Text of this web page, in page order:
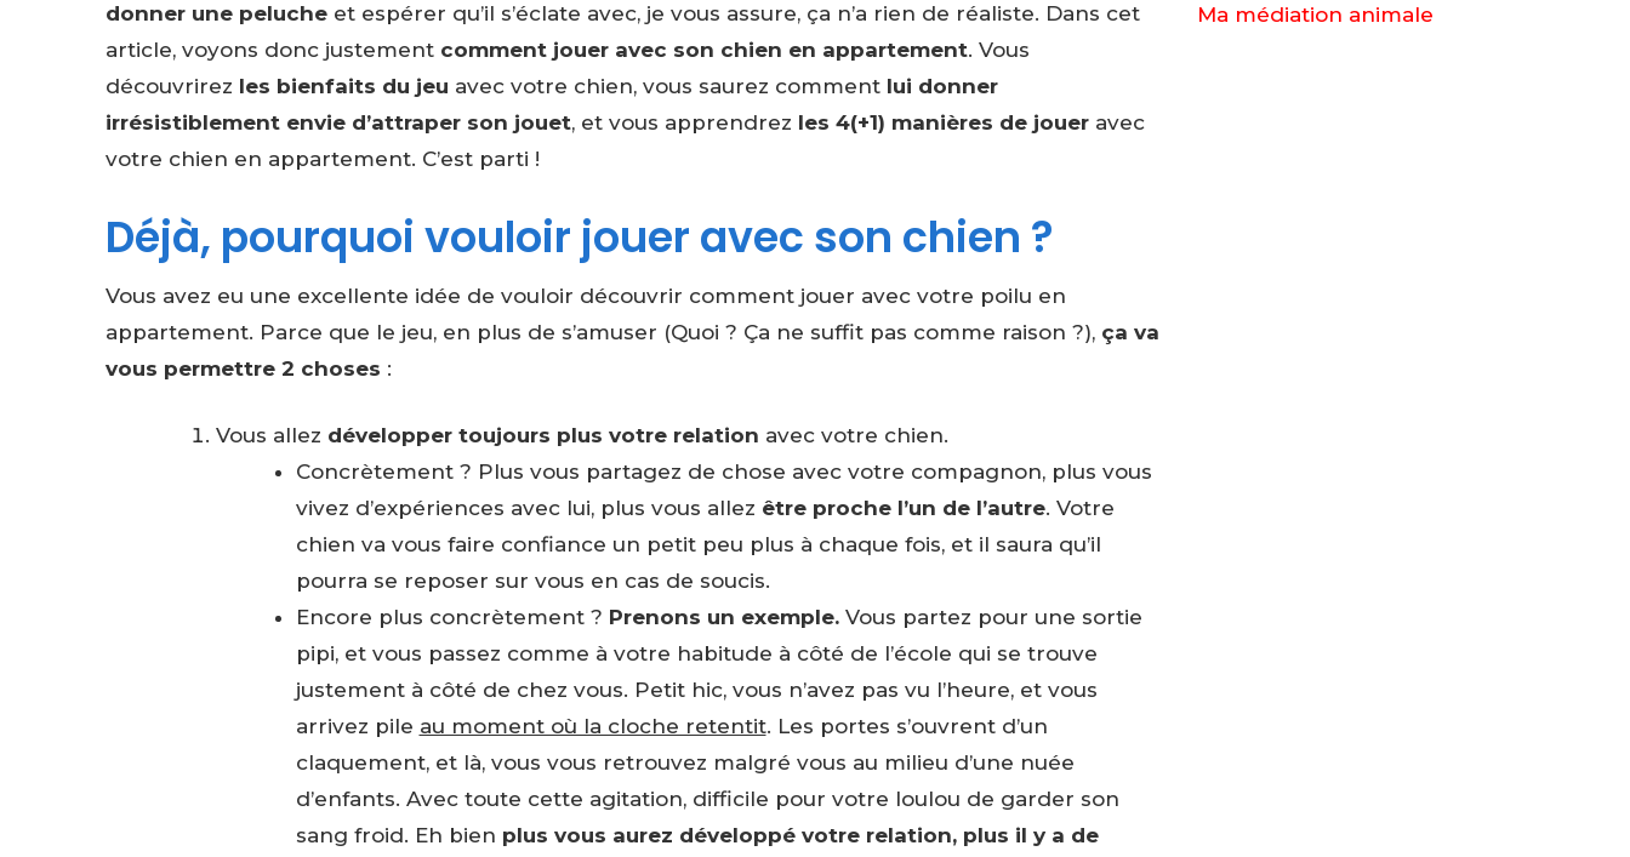
donner une peluche et espérer qu’il s’éclate avec, je vous assure, ça n’a rien de réaliste. Dans cet
article, voyons donc justement comment jouer avec son chien en appartement. Vous
découvrirez les bienfaits du jeu avec votre chien, vous saurez comment lui donner
irrésistiblement envie d’attraper son jouet, et vous apprendrez les 4(+1) manières de jouer avec
votre chien en appartement. C’est parti !
Déjà, pourquoi vouloir jouer avec son chien ?
Vous avez eu une excellente idée de vouloir découvrir comment jouer avec votre poilu en
appartement. Parce que le jeu, en plus de s’amuser (Quoi ? Ça ne suffit pas comme raison ?), ça va
vous permettre 2 choses :
Vous allez développer toujours plus votre relation avec votre chien.
Concrètement ? Plus vous partagez de chose avec votre compagnon, plus vous
vivez d’expériences avec lui, plus vous allez être proche l’un de l’autre. Votre
chien va vous faire confiance un petit peu plus à chaque fois, et il saura qu’il
pourra se reposer sur vous en cas de soucis.
Encore plus concrètement ? Prenons un exemple.Vous partez pour une sortie
pipi, et vous passez comme à votre habitude à côté de l’école qui se trouve
justement à côté de chez vous. Petit hic, vous n’avez pas vu l’heure, et vous
arrivez pile au moment où la cloche retentit. Les portes s’ouvrent d’un
claquement, et là, vous vous retrouvez malgré vous au milieu d’une nuée
d’enfants. Avec toute cette agitation, difficile pour votre loulou de garder son
sang froid. Eh bien plus vous aurez développé votre relation, plus il y a de
Ma médiation animale